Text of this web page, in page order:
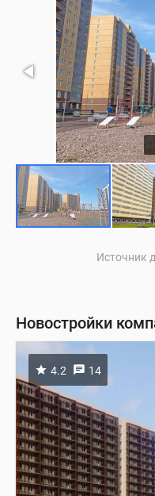
Источник
Новостройки
4.2 14